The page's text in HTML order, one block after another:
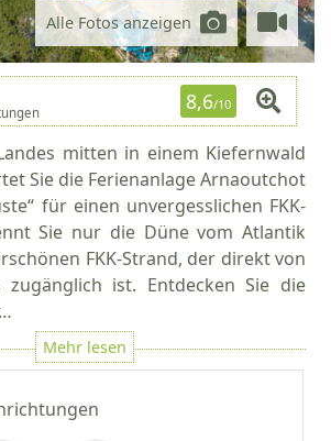
Alle Fotos anzeigen
8,6/10
mitten in einem Kiefernwald
Sie die Ferienanlage Arnaoutchot
für einen unvergesslichen FKK-
Sie nur die Düne vom Atlantik
FKK-Strand, der direkt von
ist. Entdecken Sie die